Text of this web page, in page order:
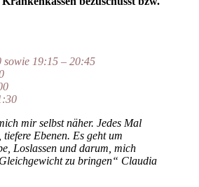
sowie 19:15 – 20:45
mir selbst näher. Jedes Mal
Ebenen. Es geht um
Loslassen und darum, mich
zu bringen“ Claudia